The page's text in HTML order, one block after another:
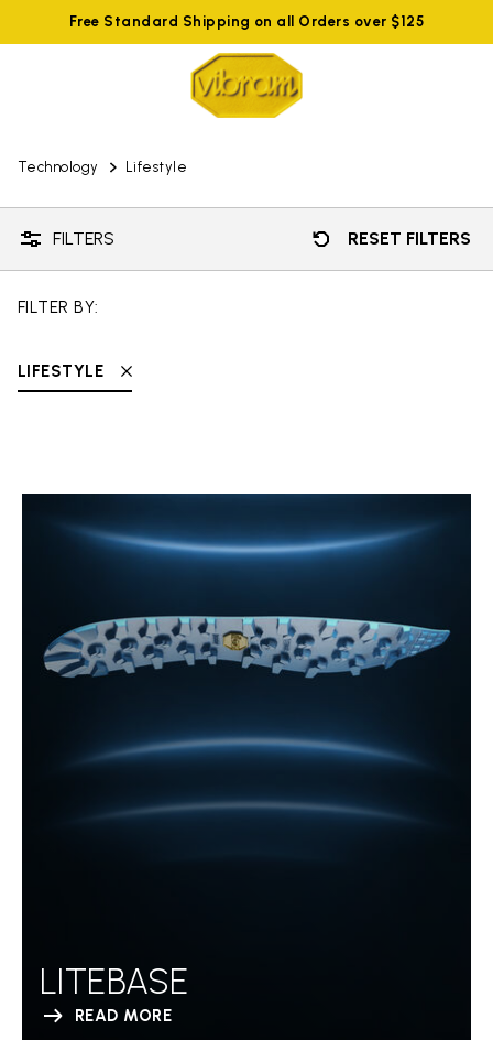
Free Standard Shipping on all Orders over $125
Technology Lifestyle
FILTERS RESET FILTERS
FILTER BY:
LIFESTYLE
LITEBASE
READ MORE